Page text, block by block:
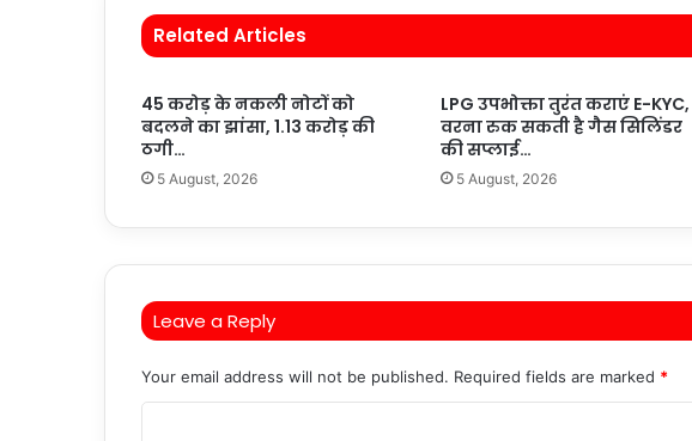
Related Articles
45 करोड़ के नकली नोटों को
बदलने का झांसा, 1.13 करोड़ की
ठगी…
5 August, 2026
LPG उपभोक्ता तुरंत कराएं E-KYC,
वरना रुक सकती है गैस सिलिंडर
की सप्लाई…
5 August, 2026
Leave a Reply
Your email address will not be published. Required fields are marked *